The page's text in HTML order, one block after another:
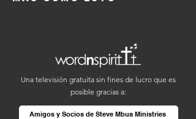
Una televisión gratuita sin fines de lucro que es
posible gracias a:
Amigos y Socios de Steve Mbua Ministries